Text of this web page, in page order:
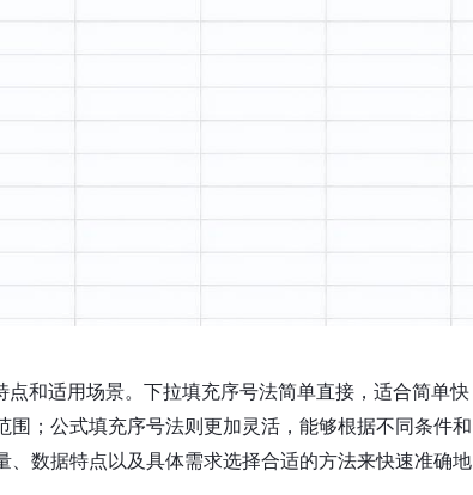
和适用场景。下拉填充序号法简单直接，适合简单快
；公式填充序号法则更加灵活，能够根据不同条件和
数据特点以及具体需求选择合适的方法来快速准确地